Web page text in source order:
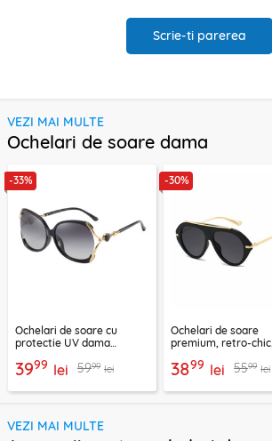
Scrie-ti parerea
VEZI MAI MULTE
Ochelari de soare dama
-33%
Ochelari de soare cu
protectie UV dama
3999 lei 5999 lei
-30%
Ochelari de soare
premium, retro-chic
3899 lei 5599 lei
VEZI MAI MULTE